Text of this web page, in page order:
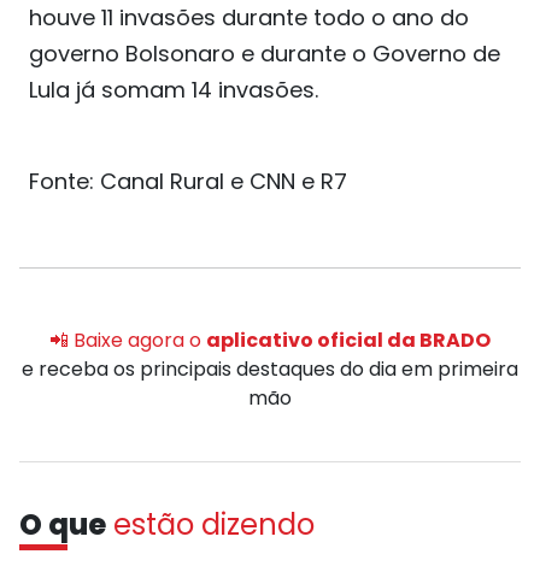
houve 11 invasões durante todo o ano do
governo Bolsonaro e durante o Governo de
Lula já somam 14 invasões.
Fonte: Canal Rural e CNN e R7
📲 Baixe agora o aplicativo oficial da BRADO
e receba os principais destaques do dia em primeira
mão
O que estão dizendo